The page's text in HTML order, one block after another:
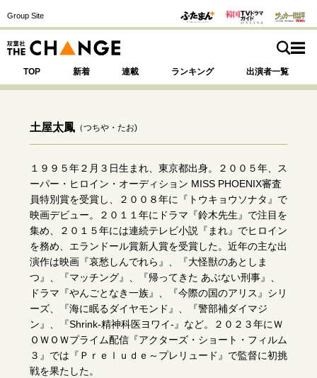
Group Site
TOP 新着 連載 ランキング 出演者一覧
注目の記事テーマで探す
サイトの核・哲学
運命を変えた出会い 決断の裏側
挫折からの再起
未知への挑戦
プロフェッショナルの矜持
表現者の葛藤
人生が動いた日 10代の挫折と原点
キャリア・働き方
セカンドキャリアの描き方
独立という決断
大人の学び直し
ファーストキャリアを拓く
土屋太鳳 （つちや・たお)
１９９５年２月３日生まれ、東京都出身。２００５年、ス
ーパー・ヒロイン・オーディション MISS PHOENIX審査
員特別賞を受賞し、２００８年に『トウキョウソナタ』で
映画デビュー。２０１１年にドラマ『鈴木先生』で注目を
集め、２０１５年には連続テレビ小説『まれ』でヒロイン
を務め、エランドール賞新人賞を受賞した。近年の主な出
演作は映画『哀愁しんでれら』、『大怪獣のあとしま
つ』、『マッチング』、『帰ってきた あぶない刑事』、
ドラマ『やんごとなき一族』、『今際の国のアリス』シリ
ーズ、『海に眠るダイヤモンド』、『警部補ダイマジ
ン』、『Shrink-精神科医ヨワイ-』など。２０２３年にＷ
ＯＷＯＷプライム配信『アクターズ・ショート・フィルム
３』では『Ｐｒｅｌｕｄｅ～プレリュード』で監督に初挑
戦を果たした。